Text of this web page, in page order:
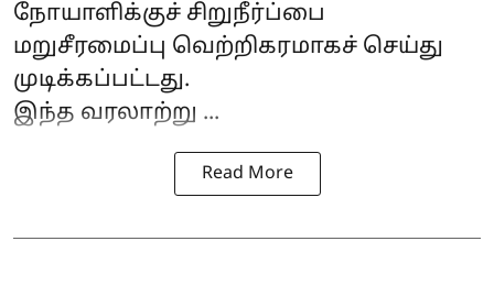
நோயாளிக்குச் சிறுநீர்ப்பை
மறுசீரமைப்பு வெற்றிகரமாகச் செய்து
முடிக்கப்பட்டது.
இந்த வரலாற்று ...
Read More